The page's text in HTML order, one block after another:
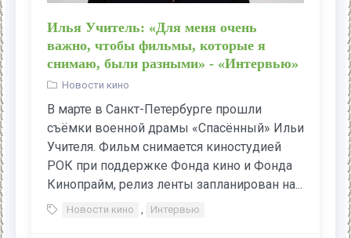
Илья Учитель: «Для меня очень
важно, чтобы фильмы, которые я
снимаю, были разными» - «Интервью»
Новости кино
В марте в Санкт-Петербурге прошли
съёмки военной драмы «Спасённый» Ильи
Учителя. Фильм снимается киностудией
РОК при поддержке Фонда кино и Фонда
Кинопрайм, релиз ленты запланирован на...
Новости кино , Интервью